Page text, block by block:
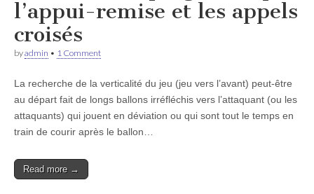
l’appui-remise et les appels
croisés
byadmin • 1 Comment
La recherche de la verticalité du jeu (jeu vers l’avant) peut-être
au départ fait de longs ballons irréfléchis vers l’attaquant (ou les
attaquants) qui jouent en déviation ou qui sont tout le temps en
train de courir après le ballon…
Read more →